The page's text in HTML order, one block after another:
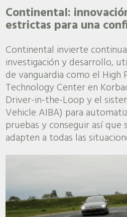
Continental:
estrictas para una
Continental invierte
investigación y desarrollo,
de vanguardia como el High
Technology Center en
Driver-in-the-Loop y el
Vehicle AIBA) para
pruebas y conseguir así que
adapten a todas las